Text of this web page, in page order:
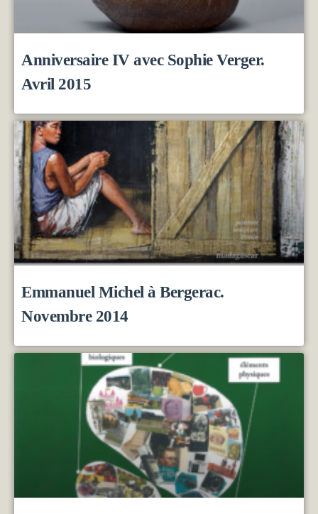
Anniversaire IV avec Sophie Verger.
Avril 2015
Emmanuel Michel à Bergerac.
Novembre 2014